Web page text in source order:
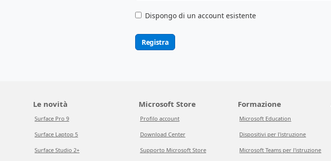
Dispongo di un account esistente
Registra
Le novità
Surface Pro 9
Surface Laptop 5
Surface Studio 2+
Microsoft Store
Profilo account
Download Center
Supporto Microsoft Store
Formazione
Microsoft Education
Dispositivi per l'istruzione
Microsoft Teams per l'istruzione